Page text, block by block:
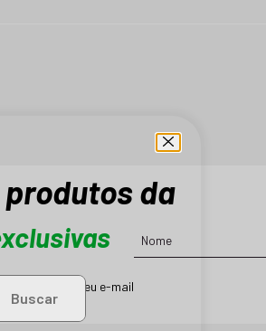
em seu e-mail
produtos da
Buscar